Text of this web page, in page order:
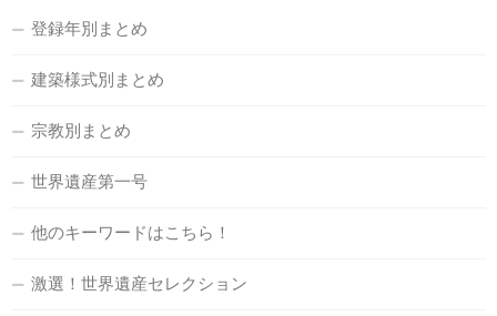
登録年別まとめ
建築様式別まとめ
宗教別まとめ
世界遺産第一号
他のキーワードはこちら！
激選！世界遺産セレクション